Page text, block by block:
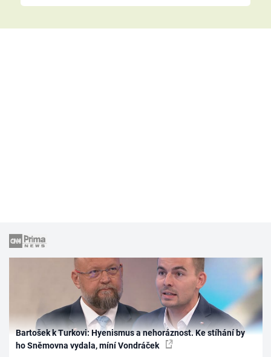
Bartošek k Turkovi: Hyenismus a nehoráznost. Ke stíhání by
ho Sněmovna vydala, míní Vondráček